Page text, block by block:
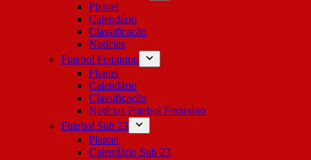
Plantel
Calendário
Classificação
Notícias
Futebol Feminino
Plantel
Calendário
Classificação
Notícias Futebol Feminino
Futebol Sub 23
Plantel
Calendário Sub 23